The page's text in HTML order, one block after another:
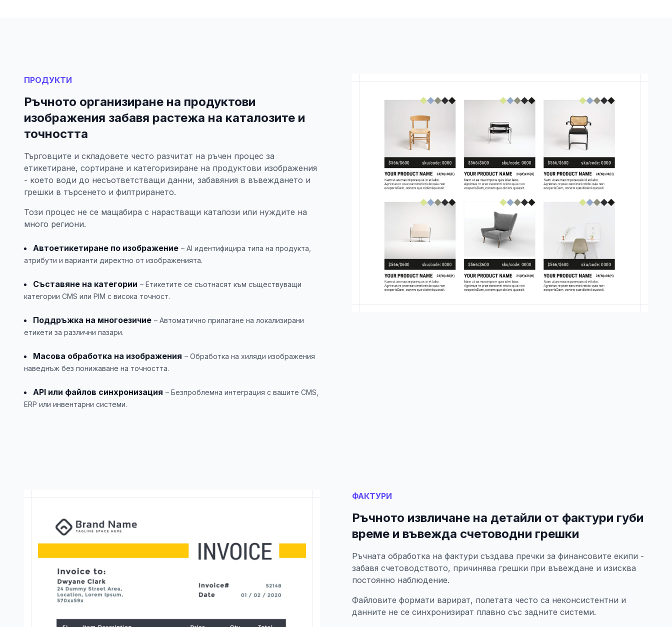
ПРОДУКТИ
Ръчното организиране на продуктови
изображения забавя растежа на каталозите и
точността
Търговците и складовете често разчитат на ръчен процес за
етикетиране, сортиране и категоризиране на продуктови изображения
- което води до несъответстващи данни, забавяния в въвеждането и
грешки в търсенето и филтрирането.
Този процес не се мащабира с нарастващи каталози или нуждите на
много региони.
Автоетикетиране по изображение – AI идентифицира типа на продукта,
атрибути и варианти директно от изображенията.
Съставяне на категории – Етикетите се съотнасят към съществуващи
категории CMS или PIM с висока точност.
Поддръжка на многоезичие – Автоматично прилагане на локализирани
етикети за различни пазари.
Масова обработка на изображения – Обработка на хиляди изображения
наведнъж без понижаване на точността.
API или файлов синхронизация – Безпроблемна интеграция с вашите CMS,
ERP или инвентарни системи.
ФАКТУРИ
Ръчното извличане на детайли от фактури губи
време и въвежда счетоводни грешки
Ръчната обработка на фактури създава пречки за финансовите екипи -
забавя счетоводството, причинява грешки при въвеждане и изисква
постоянно наблюдение.
Файловите формати варират, полетата често са неконсистентни и
данните не се синхронизират плавно със задните системи.